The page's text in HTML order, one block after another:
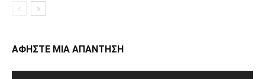
ΑΦΗΣΤΕ ΜΙΑ ΑΠΑΝΤΗΣΗ